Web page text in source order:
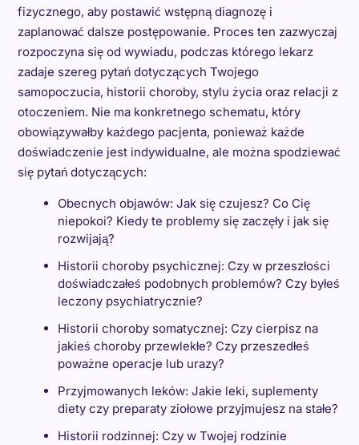
fizycznego, aby postawić wstępną diagnozę i
zaplanować dalsze postępowanie. Proces ten zazwyczaj
rozpoczyna się od wywiadu, podczas którego lekarz
zadaje szereg pytań dotyczących Twojego
samopoczucia, historii choroby, stylu życia oraz relacji z
otoczeniem. Nie ma konkretnego schematu, który
obowiązywałby każdego pacjenta, ponieważ każde
doświadczenie jest indywidualne, ale można spodziewać
się pytań dotyczących:
Obecnych objawów: Jak się czujesz? Co Cię
niepokoi? Kiedy te problemy się zaczęły i jak się
rozwijają?
Historii choroby psychicznej: Czy w przeszłości
doświadczałeś podobnych problemów? Czy byłeś
leczony psychiatrycznie?
Historii choroby somatycznej: Czy cierpisz na
jakieś choroby przewlekłe? Czy przeszedłeś
poważne operacje lub urazy?
Przyjmowanych leków: Jakie leki, suplementy
diety czy preparaty ziołowe przyjmujesz na stałe?
Historii rodzinnej: Czy w Twojej rodzinie